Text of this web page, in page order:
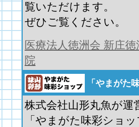
覧いただけます。
ぜひご覧ください。
医療法人徳洲会 新庄
院
「やまがた
株式会社山形丸魚が運
「やまがた味彩ショ